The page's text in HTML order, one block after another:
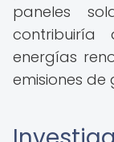
paneles
energías
emisiones de